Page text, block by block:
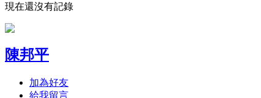
現在還沒有記錄
陳邦平
加為好友
給我留言